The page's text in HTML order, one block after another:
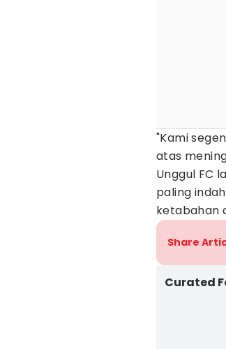
"Kami
atas
Unggul FC
paling
ketabahan
Share
Curated